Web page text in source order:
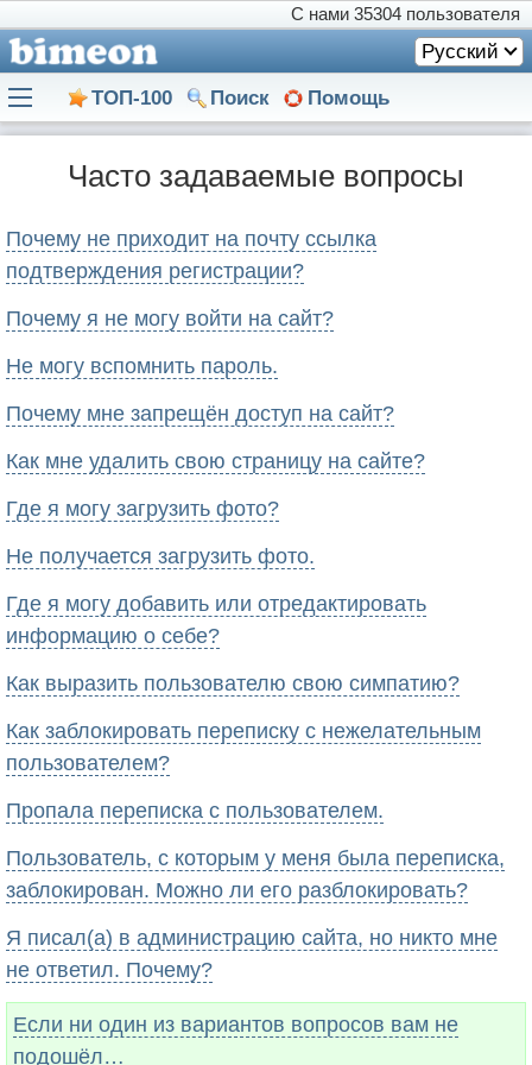
С нами 35304 пользователя
Русский
ТОП-100 Поиск Помощь
Часто задаваемые вопросы
Почему не приходит на почту ссылка
подтверждения регистрации?
Почему я не могу войти на сайт?
Не могу вспомнить пароль.
Почему мне запрещён доступ на сайт?
Как мне удалить свою страницу на сайте?
Где я могу загрузить фото?
Не получается загрузить фото.
Где я могу добавить или отредактировать
информацию о себе?
Как выразить пользователю свою симпатию?
Как заблокировать переписку с нежелательным
пользователем?
Пропала переписка с пользователем.
Пользователь, с которым у меня была переписка,
заблокирован. Можно ли его разблокировать?
Я писал(а) в администрацию сайта, но никто мне
не ответил. Почему?
Если ни один из вариантов вопросов вам не
подошёл…